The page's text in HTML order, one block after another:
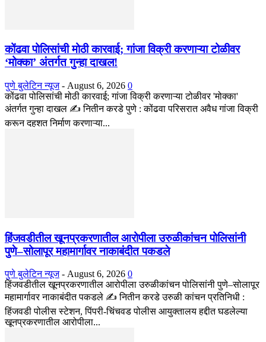
कोंढवा पोलिसांची मोठी कारवाई; गांजा विक्री करणाऱ्या टोळीवर
‘मोक्का’ अंतर्गत गुन्हा दाखल!
पुणे बुलेटिन न्यूज - August 6, 2026 0
कोंढवा पोलिसांची मोठी कारवाई; गांजा विक्री करणाऱ्या टोळीवर 'मोक्का'
अंतर्गत गुन्हा दाखल ✍️ नितीन करडे पुणे : कोंढवा परिसरात अवैध गांजा विक्री
करून दहशत निर्माण करणाऱ्या...
हिंजवडीतील खूनप्रकरणातील आरोपीला उरुळीकांचन पोलिसांनी
पुणे–सोलापूर महामार्गावर नाकाबंदीत पकडले
पुणे बुलेटिन न्यूज - August 6, 2026 0
हिंजवडीतील खूनप्रकरणातील आरोपीला उरुळीकांचन पोलिसांनी पुणे–सोलापूर
महामार्गावर नाकाबंदीत पकडले ✍️ नितीन करडे उरुळी कांचन प्रतिनिधी :
हिंजवडी पोलीस स्टेशन, पिंपरी-चिंचवड पोलीस आयुक्तालय हद्दीत घडलेल्या
खूनप्रकरणातील आरोपीला...